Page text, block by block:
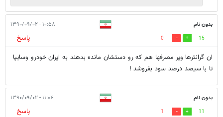
بدون نام ۱۰:۵۸ - ۱۳۹۰/۰۹/۰۲
15
0
پاسخ
ان گرانترها وپر مصرفها هم که رو دستشان مانده بدهند به ایران خودرو وسایپا
تا با سیصد درصد سود بفروشد !
بدون نام ۱۱:۰۴ - ۱۳۹۰/۰۹/۰۲
11
1
پاسخ